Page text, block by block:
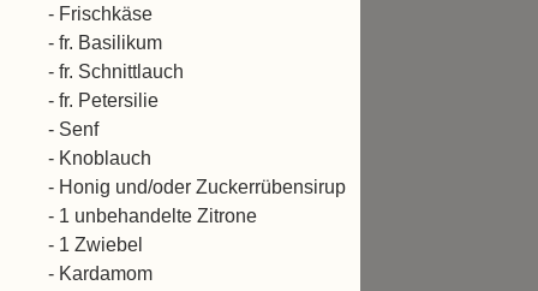
- Frischkäse
- fr. Basilikum
- fr. Schnittlauch
- fr. Petersilie
- Senf
- Knoblauch
- Honig und/oder Zuckerrübensirup
- 1 unbehandelte Zitrone
- 1 Zwiebel
- Kardamom